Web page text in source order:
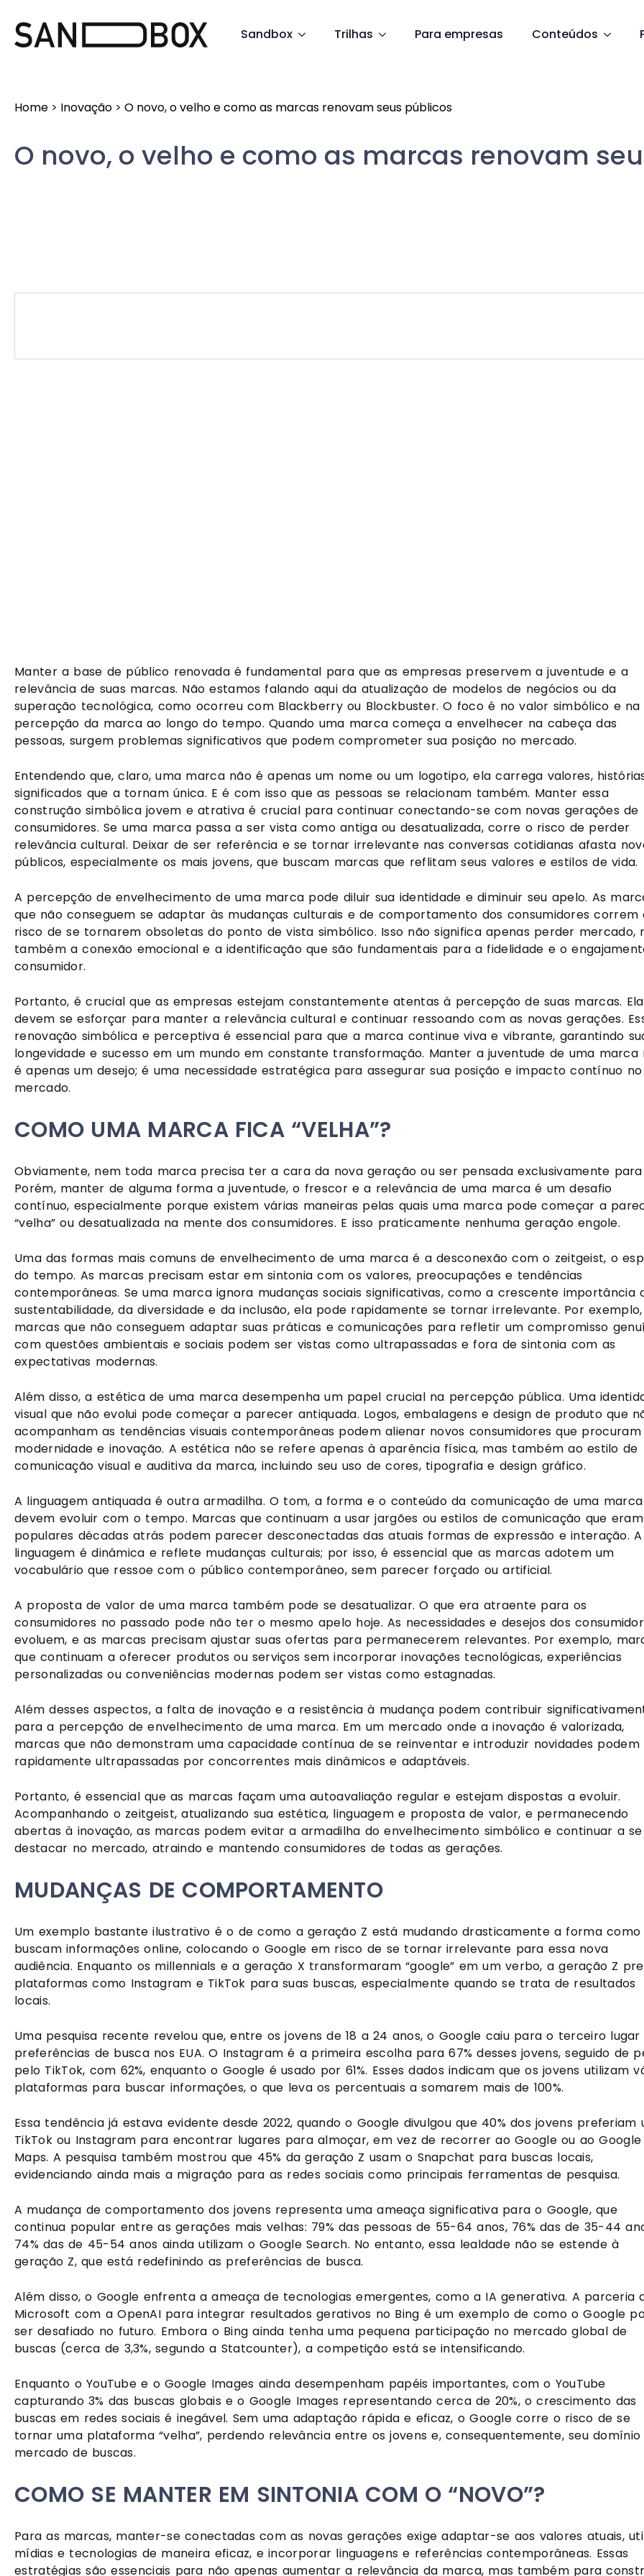
Sandbox Trilhas Para empresas Conteúdos
for:
Home > Inovação > O novo, o velho e como as marcas renovam seus públicos
O novo, o velho e como as marcas renovam
Manter a base de público renovada é fundamental para que as empresas preservem a juventude e a
relevância de suas marcas. Não estamos falando aqui da atualização de modelos de negócios ou da
superação tecnológica, como ocorreu com Blackberry ou Blockbuster. O foco é no valor simbólico e na
percepção da marca ao longo do tempo. Quando uma marca começa a envelhecer na cabeça das
pessoas, surgem problemas significativos que podem comprometer sua posição no mercado.
Entendendo que, claro, uma marca não é apenas um nome ou um logotipo, ela carrega valores,
significados que a tornam única. E é com isso que as pessoas se relacionam também. Manter essa
construção simbólica jovem e atrativa é crucial para continuar conectando-se com novas gerações de
consumidores. Se uma marca passa a ser vista como antiga ou desatualizada, corre o risco de perder
relevância cultural. Deixar de ser referência e se tornar irrelevante nas conversas cotidianas afasta
públicos, especialmente os mais jovens, que buscam marcas que reflitam seus valores e estilos de vida.
A percepção de envelhecimento de uma marca pode diluir sua identidade e diminuir seu apelo. As
que não conseguem se adaptar às mudanças culturais e de comportamento dos consumidores correm
risco de se tornarem obsoletas do ponto de vista simbólico. Isso não significa apenas perder mercado,
também a conexão emocional e a identificação que são fundamentais para a fidelidade e o
consumidor.
Portanto, é crucial que as empresas estejam constantemente atentas à percepção de suas marcas.
devem se esforçar para manter a relevância cultural e continuar ressoando com as novas gerações.
renovação simbólica e perceptiva é essencial para que a marca continue viva e vibrante, garantindo
longevidade e sucesso em um mundo em constante transformação. Manter a juventude de uma marca
é apenas um desejo; é uma necessidade estratégica para assegurar sua posição e impacto contínuo no
mercado.
COMO UMA MARCA FICA “VELHA”?
Obviamente, nem toda marca precisa ter a cara da nova geração ou ser pensada exclusivamente para
Porém, manter de alguma forma a juventude, o frescor e a relevância de uma marca é um desafio
contínuo, especialmente porque existem várias maneiras pelas quais uma marca pode começar a
“velha” ou desatualizada na mente dos consumidores. E isso praticamente nenhuma geração engole.
Uma das formas mais comuns de envelhecimento de uma marca é a desconexão com o zeitgeist, o
do tempo. As marcas precisam estar em sintonia com os valores, preocupações e tendências
contemporâneas. Se uma marca ignora mudanças sociais significativas, como a crescente importância
sustentabilidade, da diversidade e da inclusão, ela pode rapidamente se tornar irrelevante. Por exemplo,
marcas que não conseguem adaptar suas práticas e comunicações para refletir um compromisso
com questões ambientais e sociais podem ser vistas como ultrapassadas e fora de sintonia com as
expectativas modernas.
Além disso, a estética de uma marca desempenha um papel crucial na percepção pública. Uma
visual que não evolui pode começar a parecer antiquada. Logos, embalagens e design de produto que
acompanham as tendências visuais contemporâneas podem alienar novos consumidores que procuram
modernidade e inovação. A estética não se refere apenas à aparência física, mas também ao estilo de
comunicação visual e auditiva da marca, incluindo seu uso de cores, tipografia e design gráfico.
A linguagem antiquada é outra armadilha. O tom, a forma e o conteúdo da comunicação de uma marca
devem evoluir com o tempo. Marcas que continuam a usar jargões ou estilos de comunicação que eram
populares décadas atrás podem parecer desconectadas das atuais formas de expressão e interação. A
linguagem é dinâmica e reflete mudanças culturais; por isso, é essencial que as marcas adotem um
vocabulário que ressoe com o público contemporâneo, sem parecer forçado ou artificial.
A proposta de valor de uma marca também pode se desatualizar. O que era atraente para os
consumidores no passado pode não ter o mesmo apelo hoje. As necessidades e desejos dos
evoluem, e as marcas precisam ajustar suas ofertas para permanecerem relevantes. Por exemplo,
que continuam a oferecer produtos ou serviços sem incorporar inovações tecnológicas, experiências
personalizadas ou conveniências modernas podem ser vistas como estagnadas.
Além desses aspectos, a falta de inovação e a resistência à mudança podem contribuir
para a percepção de envelhecimento de uma marca. Em um mercado onde a inovação é valorizada,
marcas que não demonstram uma capacidade contínua de se reinventar e introduzir novidades podem
rapidamente ultrapassadas por concorrentes mais dinâmicos e adaptáveis.
Portanto, é essencial que as marcas façam uma autoavaliação regular e estejam dispostas a evoluir.
Acompanhando o zeitgeist, atualizando sua estética, linguagem e proposta de valor, e permanecendo
abertas à inovação, as marcas podem evitar a armadilha do envelhecimento simbólico e continuar a se
destacar no mercado, atraindo e mantendo consumidores de todas as gerações.
MUDANÇAS DE COMPORTAMENTO
Um exemplo bastante ilustrativo é o de como a geração Z está mudando drasticamente a forma como
buscam informações online, colocando o Google em risco de se tornar irrelevante para essa nova
audiência. Enquanto os millennials e a geração X transformaram “google” em um verbo, a geração Z
plataformas como Instagram e TikTok para suas buscas, especialmente quando se trata de resultados
locais.
Uma pesquisa recente revelou que, entre os jovens de 18 a 24 anos, o Google caiu para o terceiro lugar
preferências de busca nos EUA. O Instagram é a primeira escolha para 67% desses jovens, seguido de
pelo TikTok, com 62%, enquanto o Google é usado por 61%. Esses dados indicam que os jovens utilizam
plataformas para buscar informações, o que leva os percentuais a somarem mais de 100%.
Essa tendência já estava evidente desde 2022, quando o Google divulgou que 40% dos jovens preferiam
TikTok ou Instagram para encontrar lugares para almoçar, em vez de recorrer ao Google ou ao Google
Maps. A pesquisa também mostrou que 45% da geração Z usam o Snapchat para buscas locais,
evidenciando ainda mais a migração para as redes sociais como principais ferramentas de pesquisa.
A mudança de comportamento dos jovens representa uma ameaça significativa para o Google, que
continua popular entre as gerações mais velhas: 79% das pessoas de 55-64 anos, 76% das de 35-44
74% das de 45-54 anos ainda utilizam o Google Search. No entanto, essa lealdade não se estende à
geração Z, que está redefinindo as preferências de busca.
Além disso, o Google enfrenta a ameaça de tecnologias emergentes, como a IA generativa. A parceria
Microsoft com a OpenAI para integrar resultados gerativos no Bing é um exemplo de como o Google
ser desafiado no futuro. Embora o Bing ainda tenha uma pequena participação no mercado global de
buscas (cerca de 3,3%, segundo a Statcounter), a competição está se intensificando.
Enquanto o YouTube e o Google Images ainda desempenham papéis importantes, com o YouTube
capturando 3% das buscas globais e o Google Images representando cerca de 20%, o crescimento das
buscas em redes sociais é inegável. Sem uma adaptação rápida e eficaz, o Google corre o risco de se
tornar uma plataforma “velha”, perdendo relevância entre os jovens e, consequentemente, seu
mercado de buscas.
COMO SE MANTER EM SINTONIA COM O “NOVO”?
Para as marcas, manter-se conectadas com as novas gerações exige adaptar-se aos valores atuais,
mídias e tecnologias de maneira eficaz, e incorporar linguagens e referências contemporâneas. Essas
estratégias são essenciais para não apenas aumentar a relevância da marca, mas também para